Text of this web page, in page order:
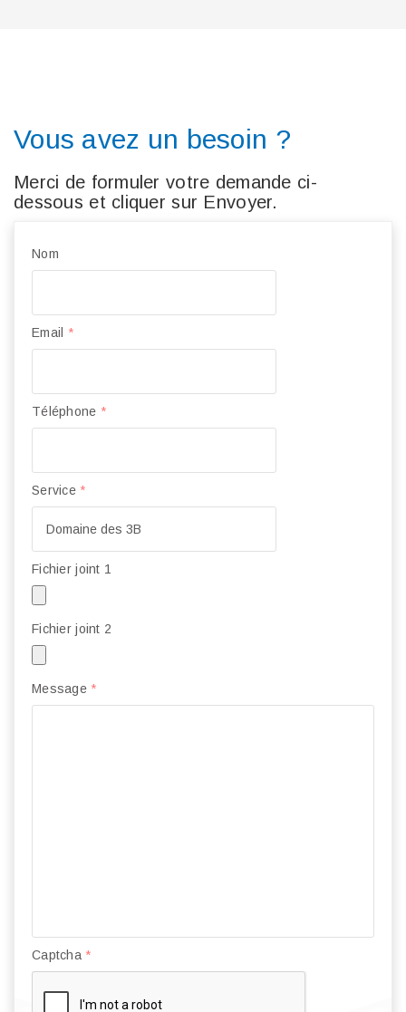
Vous avez un besoin ?
Merci de formuler votre demande ci-
dessous et cliquer sur Envoyer.
Nom
Email *
Téléphone *
Service *
Fichier joint 1
Fichier joint 2
Message *
Captcha *